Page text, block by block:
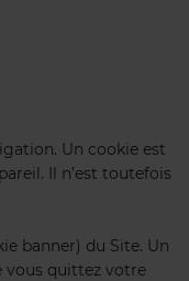
Un cookie est
Il n’est toutefois
banner) du Site. Un
vous quittez votre